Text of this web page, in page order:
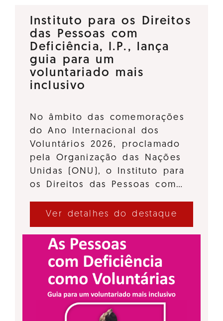
Instituto para os Direitos
das Pessoas com
Deficiência, I.P., lança
guia para um
voluntariado mais
inclusivo
No âmbito das comemorações
do Ano Internacional dos
Voluntários 2026, proclamado
pela Organização das Nações
Unidas (ONU), o Instituto para
os Direitos das Pessoas com…
Ver detalhes do destaque